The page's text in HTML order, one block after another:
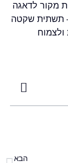
מקור לדאגה
– תשתית שקטה
הבא